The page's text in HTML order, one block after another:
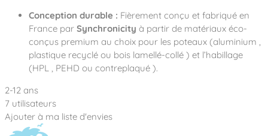
Conception durable : Fièrement conçu et fabriqué en
France par Synchronicity à partir de matériaux éco-
conçus premium au choix pour les poteaux (aluminium ,
plastique recyclé ou bois lamellé-collé ) et l’habillage
(HPL , PEHD ou contreplaqué ).
2-12 ans
7 utilisateurs
Ajouter à ma liste d'envies